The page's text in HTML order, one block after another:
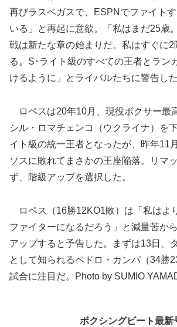
再びラスベガスで、ESPNでファイト
いる」と再起に意欲。「私はまだ25歳
戦は新たな章の始まりだ。私はすぐに2
る。S･ライト級のすべての王者とラン
けるように」とライバルたちに警告した
ロペスは20年10月、現役ボクサー最
シル・ロマチェンコ（ウクライナ）を
イト級の統一王者となったが、昨年11
ソスに敗れてまさかの王座陥落。リマ
ず、階級アップを選択した。
ロペス（16勝12KO1敗）は「私はよ
ファイターになるだろう」と減量苦か
アップすると予告した。まずは13日、
として知られるペドロ・カンパ（34勝
試合に注目だ。Photo by SUMIO
ボクシングビート最新